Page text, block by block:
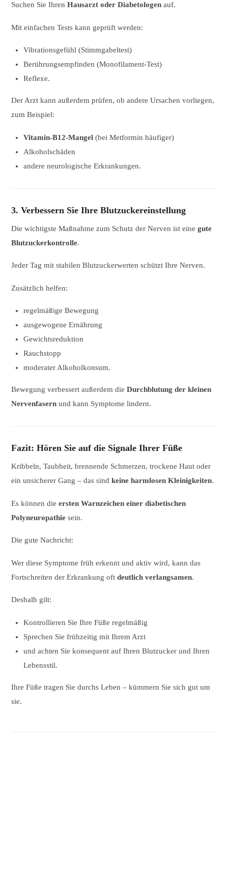
Suchen Sie IhrenHausarzt oder Diabetologen auf.
Mit einfachen Tests kann geprüft werden:
Vibrationsgefühl (Stimmgabeltest)
Berührungsempfinden (Monofilament-Test)
Reflexe.
Der Arzt kann außerdem prüfen, ob andere Ursachen vorliegen,
zum Beispiel:
Vitamin-B12-Mangel (bei Metformin häufiger)
Alkoholschäden
andere neurologische Erkrankungen.
3. Verbessern Sie Ihre Blutzuckereinstellung
Die wichtigste Maßnahme zum Schutz der Nerven ist einegute
Blutzuckerkontrolle.
Jeder Tag mit stabilen Blutzuckerwerten schützt Ihre Nerven.
Zusätzlich helfen:
regelmäßige Bewegung
ausgewogene Ernährung
Gewichtsreduktion
Rauchstopp
moderater Alkoholkonsum.
Bewegung verbessert außerdem dieDurchblutung der kleinen
Nervenfasern und kann Symptome lindern.
Fazit: Hören Sie auf die Signale Ihrer Füße
Kribbeln, Taubheit, brennende Schmerzen, trockene Haut oder
ein unsicherer Gang – das sindkeine harmlosen Kleinigkeiten.
Es können dieersten Warnzeichen einer diabetischen
Polyneuropathie sein.
Die gute Nachricht:
Wer diese Symptome früh erkennt und aktiv wird, kann das
Fortschreiten der Erkrankung oftdeutlich verlangsamen.
Deshalb gilt:
Kontrollieren Sie Ihre Füße regelmäßig
Sprechen Sie frühzeitig mit Ihrem Arzt
und achten Sie konsequent auf Ihren Blutzucker und Ihren
Lebensstil.
Ihre Füße tragen Sie durchs Leben – kümmern Sie sich gut um
sie.